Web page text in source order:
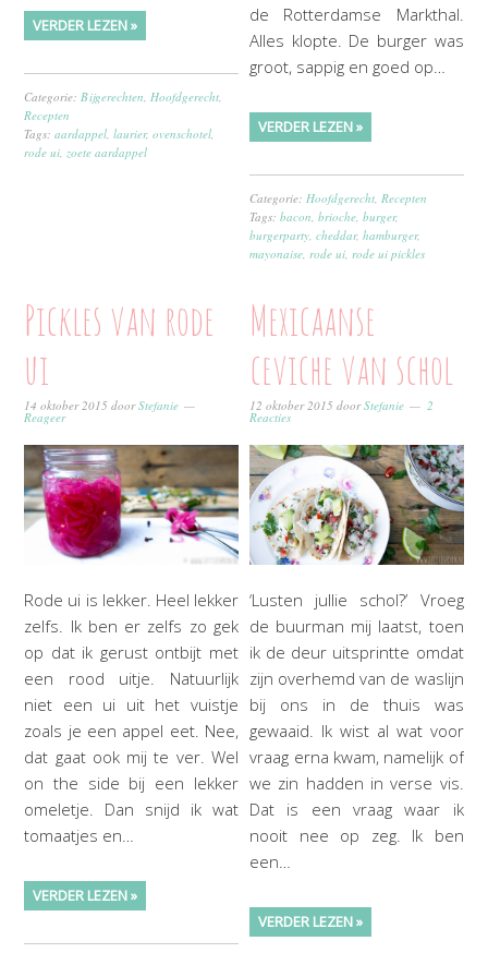
VERDER LEZEN »
Categorie: Bijgerechten Hoofdgerecht
Recepten
Tags:aardappel ,laurier,ovenschotel
rode ui zoete aardappel
de Rotterdamse Markthal.
Alles klopte. De burger was
groot, sappig en goed op…
VERDER LEZEN »
Categorie: Hoofdgerecht Recepten
Tags:bacon ,brioche ,burger,
burgerparty ,cheddar,hamburger,
mayonaise rode ui rode ui pickles
Pickles van rode
ui
14 oktober 2015 doorStefanie
Reageer
Rode ui is lekker. Heel lekker
zelfs. Ik ben er zelfs zo gek
op dat ik gerust ontbijt met
een rood uitje. Natuurlijk
niet een ui uit het vuistje
zoals je een appel eet. Nee,
dat gaat ook mij te ver. Wel
on the side bij een lekker
omeletje. Dan snijd ik wat
tomaatjes en…
VERDER LEZEN »
Mexicaanse
ceviche van schol
12 oktober 2015 doorStefanie 2
Reacties
‘Lusten jullie schol?’ Vroeg
de buurman mij laatst, toen
ik de deur uitsprintte omdat
zijn overhemd van de waslijn
bij ons in de thuis was
gewaaid. Ik wist al wat voor
vraag erna kwam, namelijk of
we zin hadden in verse vis.
Dat is een vraag waar ik
nooit nee op zeg. Ik ben
een…
VERDER LEZEN »